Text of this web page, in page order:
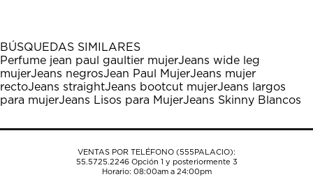
1
estrella
Esta
acción
abrirá
el
de
estrellas.
Esta
acción
abrirá
el
de
estrellas.
Esta
acción
abrirá
el
de
estrellas.
Esta
acción
abrirá
el
de
estrellas.
Esta
acción
abrirá
el
de
BÚSQUEDAS SIMILARES
Perfume jean paul gaultier mujerJeans wide leg
mujerJeans negrosJean Paul MujerJeans mujer
rectoJeans straightJeans bootcut mujerJeans largos
para mujerJeans Lisos para MujerJeans Skinny Blancos
VENTAS POR TELÉFONO (555PALACIO):
55.5725.2246Opción 1 y posteriormente 3
Horario: 08:00am a 24:00pm